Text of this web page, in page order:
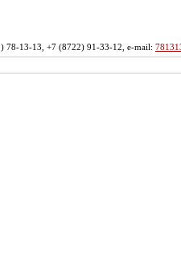
78-13-13, +7 (8722) 91-33-12, e-mail: